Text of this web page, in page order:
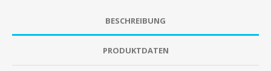
BESCHREIBUNG
PRODUKTDATEN